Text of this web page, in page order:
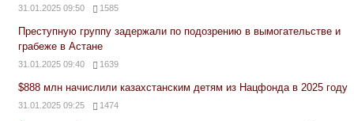
31.01.2025 09:50 1585
Преступную группу задержали по подозрению в вымогательстве и
грабеже в Астане
31.01.2025 09:40 1639
$888 млн начислили казахстанским детям из Нацфонда в 2025 году
31.01.2025 09:25 1474